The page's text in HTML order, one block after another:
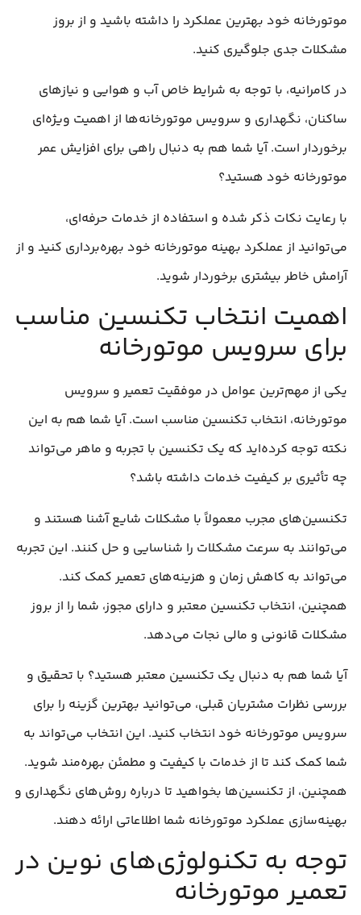
موتورخانه خود بهترین عملکرد را داشته باشید و از بروز
مشکلات جدی جلوگیری کنید.
در کامرانیه، با توجه به شرایط خاص آب و هوایی و نیازهای
ساکنان، نگهداری و سرویس موتورخانه‌ها از اهمیت ویژه‌ای
برخوردار است. آیا شما هم به دنبال راهی برای افزایش عمر
موتورخانه خود هستید؟
با رعایت نکات ذکر شده و استفاده از خدمات حرفه‌ای،
می‌توانید از عملکرد بهینه موتورخانه خود بهره‌برداری کنید و از
آرامش خاطر بیشتری برخوردار شوید.
اهمیت انتخاب تکنسین مناسب
برای سرویس موتورخانه
یکی از مهم‌ترین عوامل در موفقیت تعمیر و سرویس
موتورخانه، انتخاب تکنسین مناسب است. آیا شما هم به این
نکته توجه کرده‌اید که یک تکنسین با تجربه و ماهر می‌تواند
چه تأثیری بر کیفیت خدمات داشته باشد؟
تکنسین‌های مجرب معمولاً با مشکلات شایع آشنا هستند و
می‌توانند به سرعت مشکلات را شناسایی و حل کنند. این تجربه
می‌تواند به کاهش زمان و هزینه‌های تعمیر کمک کند.
همچنین، انتخاب تکنسین معتبر و دارای مجوز، شما را از بروز
مشکلات قانونی و مالی نجات می‌دهد.
آیا شما هم به دنبال یک تکنسین معتبر هستید؟ با تحقیق و
بررسی نظرات مشتریان قبلی، می‌توانید بهترین گزینه را برای
سرویس موتورخانه خود انتخاب کنید. این انتخاب می‌تواند به
شما کمک کند تا از خدمات با کیفیت و مطمئن بهره‌مند شوید.
همچنین، از تکنسین‌ها بخواهید تا درباره روش‌های نگهداری و
بهینه‌سازی عملکرد موتورخانه شما اطلاعاتی ارائه دهند.
توجه به تکنولوژی‌های نوین در
تعمیر موتورخانه